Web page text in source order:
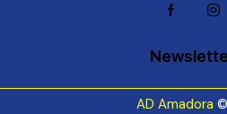
AD Amadora